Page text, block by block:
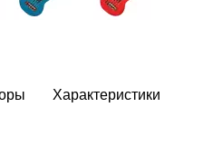
Характеристики